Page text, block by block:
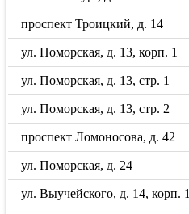
проспект Троицкий, д. 14
ул. Поморская, д. 13, корп. 1
ул. Поморская, д. 13, стр. 1
ул. Поморская, д. 13, стр. 2
проспект Ломоносова, д. 42
ул. Поморская, д. 24
ул. Выучейского, д. 14, корп. 1